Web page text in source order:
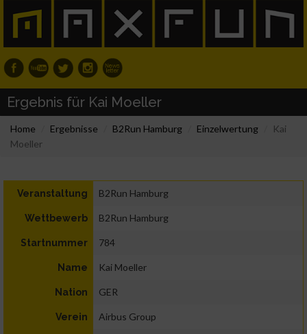
Ergebnis für Kai Moeller
Home Ergebnisse B2Run Hamburg Einzelwertung
Kai
Moeller
Veranstaltung B2Run Hamburg
Wettbewerb B2Run Hamburg
Startnummer 784
Name Kai Moeller
Nation GER
Verein Airbus Group